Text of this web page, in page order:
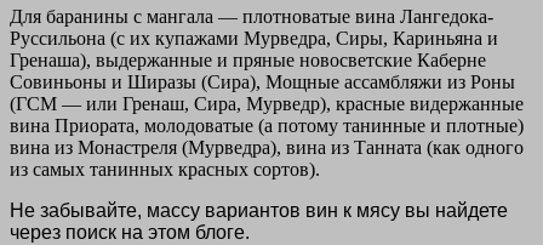
Для баранины с мангала — плотноватые вина Лангедока-
Руссильона (с их купажами Мурведра, Сиры, Кариньяна и
Гренаша), выдержанные и пряные новосветские Каберне
Совиньоны и Ширазы (Сира), Мощные ассамбляжи из Роны
(ГСМ — или Гренаш, Сира, Мурведр), красные видержанные
вина Приората, молодоватые (а потому танинные и плотные)
вина из Монастреля (Мурведра), вина из Танната (как одного
из самых танинных красных сортов).
Не забывайте, массу вариантов вин к мясу вы найдете
через поиск на этом блоге.